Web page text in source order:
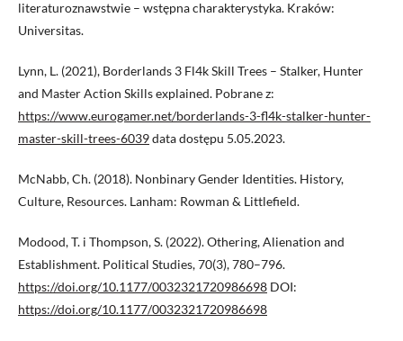
literaturoznawstwie – wstępna charakterystyka. Kraków:
Universitas.
Lynn, L. (2021), Borderlands 3 Fl4k Skill Trees – Stalker, Hunter
and Master Action Skills explained. Pobrane z:
https://www.eurogamer.net/borderlands-3-fl4k-stalker-hunter-
master-skill-trees-6039data dostępu 5.05.2023.
McNabb, Ch. (2018). Nonbinary Gender Identities. History,
Culture, Resources. Lanham: Rowman & Littlefield.
Modood, T. i Thompson, S. (2022). Othering, Alienation and
Establishment. Political Studies, 70(3), 780–796.
https://doi.org/10.1177/0032321720986698 DOI:
https://doi.org/10.1177/0032321720986698